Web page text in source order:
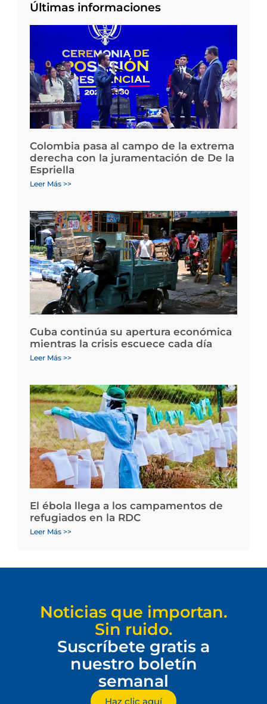
Últimas informaciones
Colombia pasa al campo de la extrema
derecha con la juramentación de De la
Espriella
Leer Más >>
Cuba continúa su apertura económica
mientras la crisis escuece cada día
Leer Más >>
El ébola llega a los campamentos de
refugiados en la RDC
Leer Más >>
Noticias que importan.
Sin ruido.
Suscríbete gratis a
nuestro boletín
semanal
Haz clic aquí